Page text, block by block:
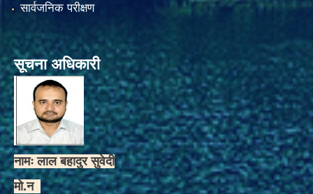
सार्वजनिक परीक्षण
सूचना अधिकारी
नामः लाल बहादुर सुवेदी
मो.न